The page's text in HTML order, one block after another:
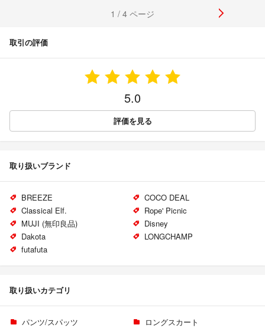
1 / 4 ページ
取引の評価
5.0
評価を見る
取り扱いブランド
BREEZE
COCO DEAL
Classical Elf.
Rope' Picnic
MUJI (無印良品)
Disney
Dakota
LONGCHAMP
futafuta
取り扱いカテゴリ
パンツ/スパッツ
ロングスカート